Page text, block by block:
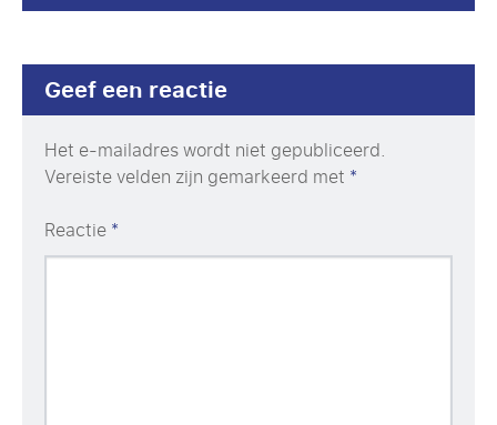
Geef een reactie
Het e-mailadres wordt niet gepubliceerd.
Vereiste velden zijn gemarkeerd met *
Reactie*